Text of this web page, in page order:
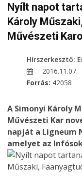
Nyílt napot
Károly
Művészeti
Hírszerkesztő:
2016.11.07.
Forrás: 42058
A Simonyi Károly
Művészeti Kar
napját a Ligneum
amelyet az